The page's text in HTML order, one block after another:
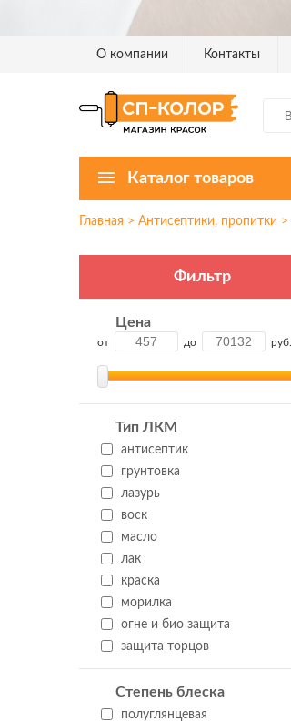
О компании Контакты
Каталог товаров
Главная > Антисептики, пропитки >
Фильтр
Цена
от до руб.
Тип ЛКМ
антисептик
грунтовка
лазурь
воск
масло
лак
краска
морилка
огне и био защита
защита торцов
Степень блеска
полуглянцевая